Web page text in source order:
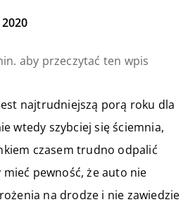
aby przeczytać ten wpis
najtrudniejszą porą roku dla
wtedy szybciej się ściemnia,
czasem trudno odpalić
pewność, że auto nie
na drodze i nie zawiedzie